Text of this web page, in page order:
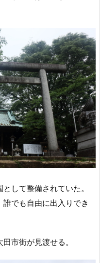
して整備されていた。
でも自由に出入りでき
市街が見渡せる。